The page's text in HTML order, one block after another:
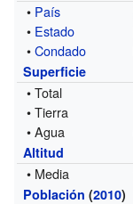
• País
• Estado
•Condado
Superficie
• Total
• Tierra
• Agua
Altitud
• Media
Población (2010)